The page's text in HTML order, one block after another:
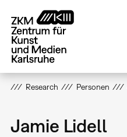
zum
Inhalt
Research Personen
Jamie Lidell